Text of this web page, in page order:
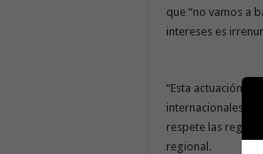
que “no vamos a
intereses es
“Esta actuación
internacionales;
respete las reglas
regional.